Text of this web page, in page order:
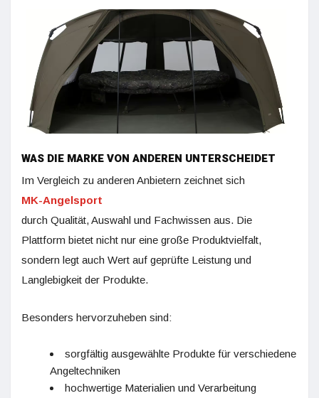
WAS DIE MARKE VON ANDEREN UNTERSCHEIDET
Im Vergleich zu anderen Anbietern zeichnet sich
MK-Angelsport
durch Qualität, Auswahl und Fachwissen aus. Die
Plattform bietet nicht nur eine große Produktvielfalt,
sondern legt auch Wert auf geprüfte Leistung und
Langlebigkeit der Produkte.
Besonders hervorzuheben sind:
sorgfältig ausgewählte Produkte für verschiedene
Angeltechniken
hochwertige Materialien und Verarbeitung